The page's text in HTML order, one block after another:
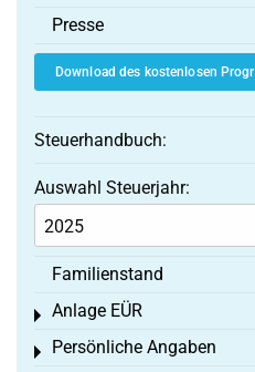
Presse
Download des kostenlosen
Steuerhandbuch:
Auswahl Steuerjahr:
Familienstand
Anlage EÜR
Toggle menu
Persönliche Angaben
Toggle menu